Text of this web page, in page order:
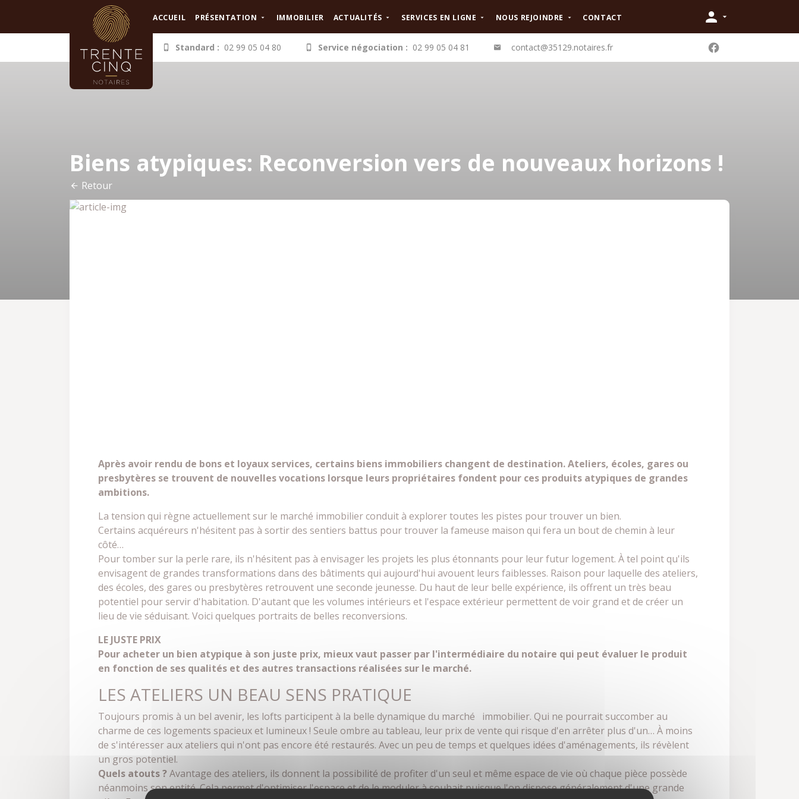
ACCUEIL PRÉSENTATION IMMOBILIER ACTUALITÉS SERVICES EN LIGNE NOUS REJOINDRE CONTACT
Standard : 02 99 05 04 80 Service négociation : 02 99 05 04 81 contact@35129.notaires.fr
Biens atypiques: Reconversion vers de nouveaux horizons !
Retour
Après avoir rendu de bons et loyaux services, certains biens immobiliers changent de destination. Ateliers, écoles, gares ou
presbytères se trouvent de nouvelles vocations lorsque leurs propriétaires fondent pour ces produits atypiques de grandes
ambitions.
La tension qui règne actuellement sur le marché immobilier conduit à explorer toutes les pistes pour trouver un bien.
Certains acquéreurs n'hésitent pas à sortir des sentiers battus pour trouver la fameuse maison qui fera un bout de chemin à leur
côté…
Pour tomber sur la perle rare, ils n'hésitent pas à envisager les projets les plus étonnants pour leur futur logement. À tel point qu'ils
envisagent de grandes transformations dans des bâtiments qui aujourd'hui avouent leurs faiblesses. Raison pour laquelle des ateliers,
des écoles, des gares ou presbytères retrouvent une seconde jeunesse. Du haut de leur belle expérience, ils offrent un très beau
potentiel pour servir d'habitation. D'autant que les volumes intérieurs et l'espace extérieur permettent de voir grand et de créer un
lieu de vie séduisant. Voici quelques portraits de belles reconversions.
LE JUSTE PRIX
Pour acheter un bien atypique à son juste prix, mieux vaut passer par l'intermédiaire du notaire qui peut évaluer le produit
en fonction de ses qualités et des autres transactions réalisées sur le marché.
LES ATELIERS UN BEAU SENS PRATIQUE
Toujours promis à un bel avenir, les lofts participent à la belle dynamique du marché immobilier. Qui ne pourrait succomber au
charme de ces logements spacieux et lumineux ! Seule ombre au tableau, leur prix de vente qui risque d'en arrêter plus d'un… À moins
de s'intéresser aux ateliers qui n'ont pas encore été restaurés. Avec un peu de temps et quelques idées d'aménagements, ils révèlent
un gros potentiel.
Quels atouts ?Avantage des ateliers, ils donnent la possibilité de profiter d'un seul et même espace de vie où chaque pièce possède
néanmoins son entité. Cela permet d'optimiser l'espace et de le moduler à souhait puisque l'on dispose généralement d'une grande
Panneau de gestion des cookies